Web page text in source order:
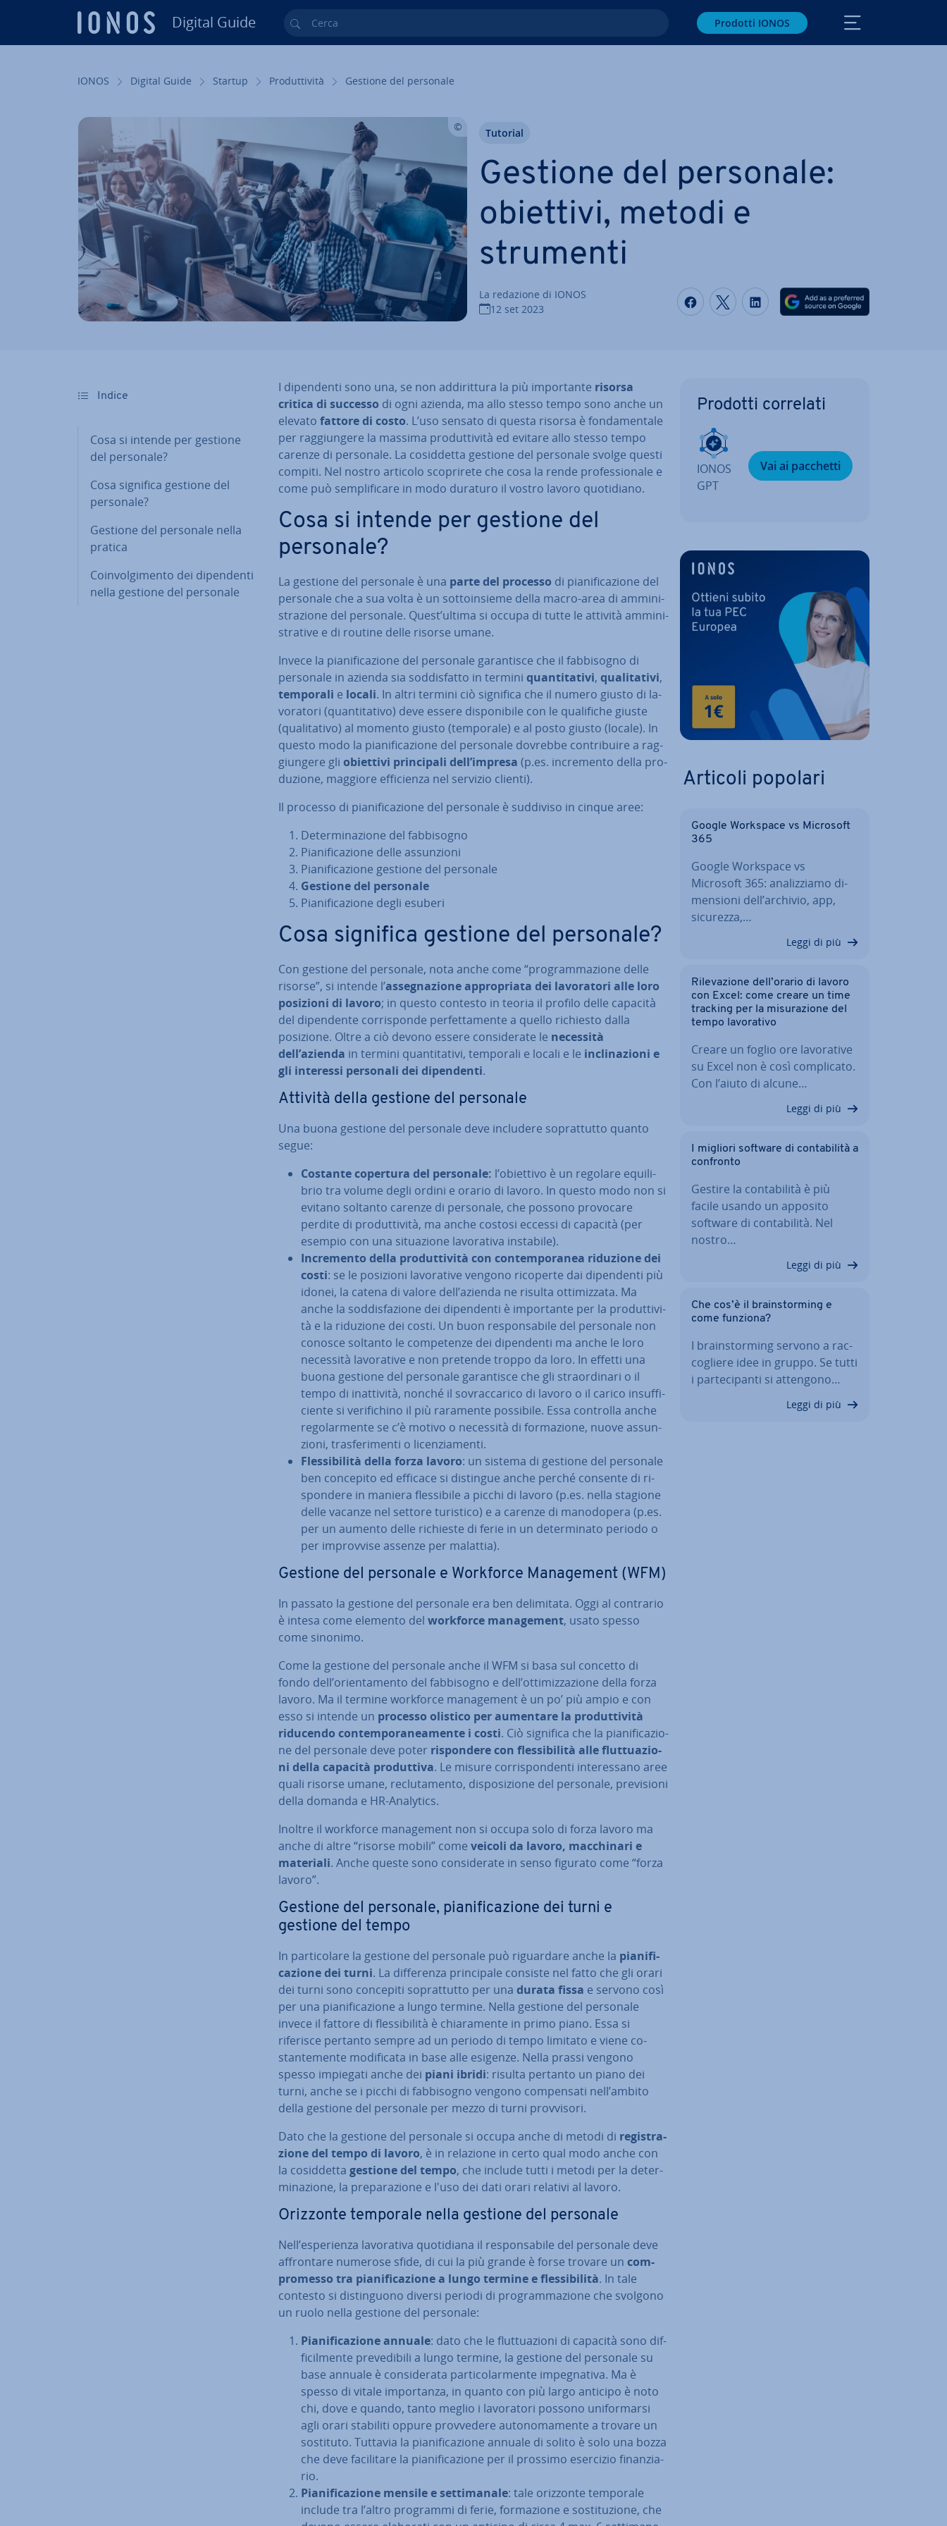
Digital Guide Cerca Prodotti IONOS
IONOS Digital Guide Startup Pro­dut­ti­vi­tà Gestione del personale
Gestione del personale:
obiettivi, metodi e
strumenti
La redazione di IONOS
12 set 2023
Condividi via Facebook
Condividi via Twitter
Condividi via LinkedIN
Tutorial
Indice
Cosa si intende per gestione
del personale?
Cosa significa gestione del
personale?
Gestione del personale nella
pratica
Coin­vol­gi­men­to dei di­pen­den­ti
nella gestione del personale
I di­pen­den­ti sono una, se non ad­di­rit­tu­ra la più im­por­tan­te risorsa
critica di successo di ogni azienda, ma allo stesso tempo sono anche un
elevato fattore di costo. L’uso sensato di questa risorsa è fon­da­men­ta­le
per rag­giun­ge­re la massima pro­dut­ti­vi­tà ed evitare allo stesso tempo
carenze di personale. La co­sid­det­ta gestione del personale svolge questi
compiti. Nel nostro articolo sco­pri­re­te che cosa la rende pro­fes­sio­na­le e
come può sem­pli­fi­ca­re in modo duraturo il vostro lavoro quo­ti­dia­no.
Cosa si intende per gestione del
personale?
La gestione del personale è una parte del processo di pia­ni­fi­ca­zio­ne del
personale che a sua volta è un sot­toin­sie­me della macro-area di am­mi­ni­
stra­zio­ne del personale. Quest’ultima si occupa di tutte le attività am­mi­ni­
stra­ti­ve e di routine delle risorse umane.
Invece la pia­ni­fi­ca­zio­ne del personale ga­ran­ti­sce che il fab­bi­so­gno di
personale in azienda sia sod­di­sfat­to in termini quan­ti­ta­ti­vi, qua­li­ta­ti­vi,
temporali e locali. In altri termini ciò significa che il numero giusto di la­
vo­ra­to­ri (quan­ti­ta­ti­vo) deve essere di­spo­ni­bi­le con le qua­li­fi­che giuste
(qua­li­ta­ti­vo) al momento giusto (temporale) e al posto giusto (locale). In
questo modo la pia­ni­fi­ca­zio­ne del personale dovrebbe con­tri­bui­re a rag­
giun­ge­re gli obiettivi prin­ci­pa­li dell’impresa (p.es. in­cre­men­to della pro­
du­zio­ne, maggiore ef­fi­cien­za nel servizio clienti).
Il processo di pia­ni­fi­ca­zio­ne del personale è suddiviso in cinque aree:
De­ter­mi­na­zio­ne del fab­bi­so­gno
Pia­ni­fi­ca­zio­ne delle as­sun­zio­ni
Pia­ni­fi­ca­zio­ne gestione del personale
Gestione del personale
Pia­ni­fi­ca­zio­ne degli esuberi
Cosa significa gestione del personale?
Con gestione del personale, nota anche come “pro­gram­ma­zio­ne delle
risorse”, si intende l’as­se­gna­zio­ne ap­pro­pria­ta dei la­vo­ra­to­ri alle loro
posizioni di lavoro; in questo contesto in teoria il profilo delle capacità
del di­pen­den­te cor­ri­spon­de per­fet­ta­men­te a quello richiesto dalla
posizione. Oltre a ciò devono essere con­si­de­ra­te le necessità
dell’azienda in termini quan­ti­ta­ti­vi, temporali e locali e le in­cli­na­zio­ni e
gli interessi personali dei di­pen­den­ti.
Attività della gestione del personale
Una buona gestione del personale deve includere so­prat­tut­to quanto
segue:
Costante copertura del personale: l’obiettivo è un regolare equi­li­
brio tra volume degli ordini e orario di lavoro. In questo modo non si
evitano soltanto carenze di personale, che possono provocare
perdite di pro­dut­ti­vi­tà, ma anche costosi eccessi di capacità (per
esempio con una si­tua­zio­ne la­vo­ra­ti­va instabile).
In­cre­men­to della pro­dut­ti­vi­tà con con­tem­po­ra­nea riduzione dei
costi: se le posizioni la­vo­ra­ti­ve vengono ricoperte dai di­pen­den­ti più
idonei, la catena di valore dell’azienda ne risulta ot­ti­miz­za­ta. Ma
anche la sod­di­sfa­zio­ne dei di­pen­den­ti è im­por­tan­te per la pro­dut­ti­vi­
tà e la riduzione dei costi. Un buon re­spon­sa­bi­le del personale non
conosce soltanto le com­pe­ten­ze dei di­pen­den­ti ma anche le loro
necessità la­vo­ra­ti­ve e non pretende troppo da loro. In effetti una
buona gestione del personale ga­ran­ti­sce che gli straor­di­na­ri o il
tempo di inat­ti­vi­tà, nonché il so­vrac­ca­ri­co di lavoro o il carico in­suf­fi­
cien­te si ve­ri­fi­chi­no il più raramente possibile. Essa controlla anche
re­go­lar­men­te se c’è motivo o necessità di for­ma­zio­ne, nuove as­sun­
zio­ni, tra­sfe­ri­men­ti o li­cen­zia­men­ti.
Fles­si­bi­li­tà della forza lavoro: un sistema di gestione del personale
ben concepito ed efficace si distingue anche perché consente di ri­
spon­de­re in maniera fles­si­bi­le a picchi di lavoro (p.es. nella stagione
delle vacanze nel settore turistico) e a carenze di ma­no­do­pe­ra (p.es.
per un aumento delle richieste di ferie in un de­ter­mi­na­to periodo o
per im­prov­vi­se assenze per malattia).
Gestione del personale e Workforce Ma­na­ge­ment (WFM)
In passato la gestione del personale era ben de­li­mi­ta­ta. Oggi al contrario
è intesa come elemento del workforce ma­na­ge­ment, usato spesso
come sinonimo.
Come la gestione del personale anche il WFM si basa sul concetto di
fondo dell’orien­ta­men­to del fab­bi­so­gno e dell’ot­ti­miz­za­zio­ne della forza
lavoro. Ma il termine workforce ma­na­ge­ment è un po’ più ampio e con
esso si intende un processo olistico per aumentare la pro­dut­ti­vi­tà
riducendo con­tem­po­ra­nea­men­te i costi. Ciò significa che la pia­ni­fi­ca­zio­
ne del personale deve poter ri­spon­de­re con fles­si­bi­li­tà alle flut­tua­zio­
ni della capacità pro­dut­ti­va. Le misure cor­ri­spon­den­ti in­te­res­sa­no aree
quali risorse umane, re­clu­ta­men­to, di­spo­si­zio­ne del personale, pre­vi­sio­ni
della domanda e HR-Analytics.
Inoltre il workforce ma­na­ge­ment non si occupa solo di forza lavoro ma
anche di altre “risorse mobili” come veicoli da lavoro, mac­chi­na­ri e
materiali. Anche queste sono con­si­de­ra­te in senso figurato come “forza
lavoro”.
Gestione del personale, pia­ni­fi­ca­zio­ne dei turni e
gestione del tempo
In par­ti­co­la­re la gestione del personale può ri­guar­da­re anche la pia­ni­fi­
ca­zio­ne dei turni. La dif­fe­ren­za prin­ci­pa­le consiste nel fatto che gli orari
dei turni sono concepiti so­prat­tut­to per una durata fissa e servono così
per una pia­ni­fi­ca­zio­ne a lungo termine. Nella gestione del personale
invece il fattore di fles­si­bi­li­tà è chia­ra­men­te in primo piano. Essa si
riferisce pertanto sempre ad un periodo di tempo limitato e viene co­
stan­te­men­te mo­di­fi­ca­ta in base alle esigenze. Nella prassi vengono
spesso impiegati anche dei piani ibridi: risulta pertanto un piano dei
turni, anche se i picchi di fab­bi­so­gno vengono com­pen­sa­ti nell’ambito
della gestione del personale per mezzo di turni prov­vi­so­ri.
Dato che la gestione del personale si occupa anche di metodi di re­gi­stra­
zio­ne del tempo di lavoro, è in relazione in certo qual modo anche con
la co­sid­det­ta gestione del tempo, che include tutti i metodi per la de­ter­
mi­na­zio­ne, la pre­pa­ra­zio­ne e l'uso dei dati orari relativi al lavoro.
Orizzonte temporale nella gestione del personale
Nell’espe­rien­za la­vo­ra­ti­va quo­ti­dia­na il re­spon­sa­bi­le del personale deve
af­fron­ta­re numerose sfide, di cui la più grande è forse trovare un com­
pro­mes­so tra pia­ni­fi­ca­zio­ne a lungo termine e fles­si­bi­li­tà. In tale
contesto si di­stin­guo­no diversi periodi di pro­gram­ma­zio­ne che svolgono
un ruolo nella gestione del personale:
Pia­ni­fi­ca­zio­ne annuale: dato che le flut­tua­zio­ni di capacità sono dif­
fi­cil­men­te pre­ve­di­bi­li a lungo termine, la gestione del personale su
base annuale è con­si­de­ra­ta par­ti­co­lar­men­te im­pe­gna­ti­va. Ma è
spesso di vitale im­por­tan­za, in quanto con più largo anticipo è noto
chi, dove e quando, tanto meglio i la­vo­ra­to­ri possono uni­for­mar­si
agli orari stabiliti oppure prov­ve­de­re au­to­no­ma­men­te a trovare un
sostituto. Tuttavia la pia­ni­fi­ca­zio­ne annuale di solito è solo una bozza
che deve fa­ci­li­ta­re la pia­ni­fi­ca­zio­ne per il prossimo esercizio fi­nan­zia­
rio.
Pia­ni­fi­ca­zio­ne mensile e set­ti­ma­na­le: tale orizzonte temporale
include tra l’altro programmi di ferie, for­ma­zio­ne e so­sti­tu­zio­ne, che
Prodotti correlati
IONOS
GPT
Vai ai pacchetti
Articoli popolari
Google Workspace vs Microsoft
365
Google Workspace vs
Microsoft 365: ana­liz­zia­mo di­
men­sio­ni dell’archivio, app,
sicurezza,…
Leggi di più
Ri­le­va­zio­ne dell’orario di lavoro
con Excel: come creare un time
tracking per la mi­su­ra­zio­ne del
tempo la­vo­ra­ti­vo
Creare un foglio ore la­vo­ra­ti­ve
su Excel non è così com­pli­ca­to.
Con l’aiuto di alcune…
Leggi di più
I migliori software di con­ta­bi­li­tà a
confronto
Gestire la con­ta­bi­li­tà è più
facile usando un apposito
software di con­ta­bi­li­tà. Nel
nostro…
Leggi di più
Che cos’è il brain­stor­ming e
come funziona?
I brain­stor­ming servono a rac­
co­glie­re idee in gruppo. Se tutti
i par­te­ci­pan­ti si attengono…
Leggi di più